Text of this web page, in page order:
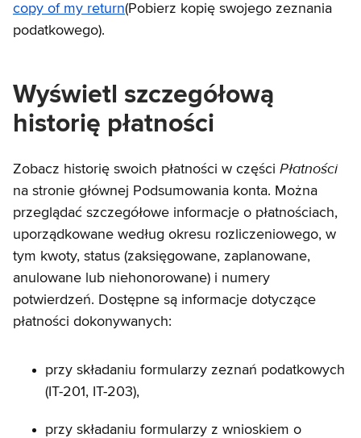
copy of my return(Pobierz kopię swojego zeznania
podatkowego).
Wyświetl szczegółową
historię płatności
Zobacz historię swoich płatności w części Płatności
na stronie głównej Podsumowania konta. Można
przeglądać szczegółowe informacje o płatnościach,
uporządkowane według okresu rozliczeniowego, w
tym kwoty, status (zaksięgowane, zaplanowane,
anulowane lub niehonorowane) i numery
potwierdzeń. Dostępne są informacje dotyczące
płatności dokonywanych:
przy składaniu formularzy zeznań podatkowych
(IT-201, IT-203),
przy składaniu formularzy z wnioskiem o